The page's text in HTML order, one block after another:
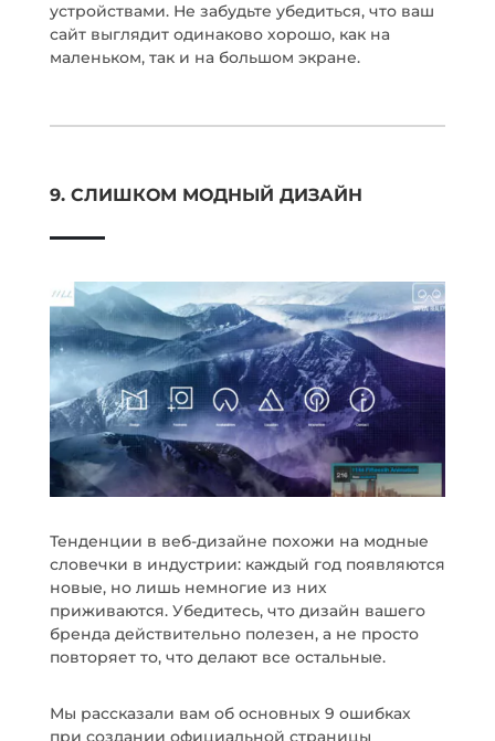
устройствами. Не забудьте убедиться, что ваш
сайт выглядит одинаково хорошо, как на
маленьком, так и на большом экране.
9. СЛИШКОМ МОДНЫЙ ДИЗАЙН
Тенденции в веб-дизайне похожи на модные
словечки в индустрии: каждый год появляются
новые, но лишь немногие из них
приживаются. Убедитесь, что дизайн вашего
бренда действительно полезен, а не просто
повторяет то, что делают все остальные.
Мы рассказали вам об основных 9 ошибках
при создании официальной страницы